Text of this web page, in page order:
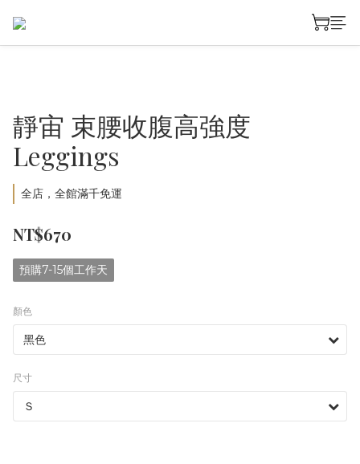
靜宙 束腰收腹高強度
Leggings
全店，全館滿千免運
NT$670
預購7-15個工作天
顏色
尺寸